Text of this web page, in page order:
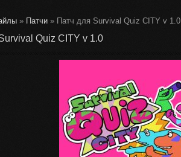
» Патчи » Патч для Survival Quiz CITY v 1.0
Quiz CITY v 1.0